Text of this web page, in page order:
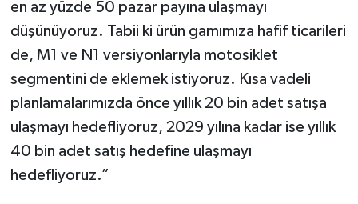
en az yüzde 50 pazar payına ulaşmayı
düşünüyoruz. Tabii ki ürün gamımıza hafif ticarileri
de, M1 ve N1 versiyonlarıyla motosiklet
segmentini de eklemek istiyoruz. Kısa vadeli
planlamalarımızda önce yıllık 20 bin adet satışa
ulaşmayı hedefliyoruz, 2029 yılına kadar ise yıllık
40 bin adet satış hedefine ulaşmayı
hedefliyoruz.”